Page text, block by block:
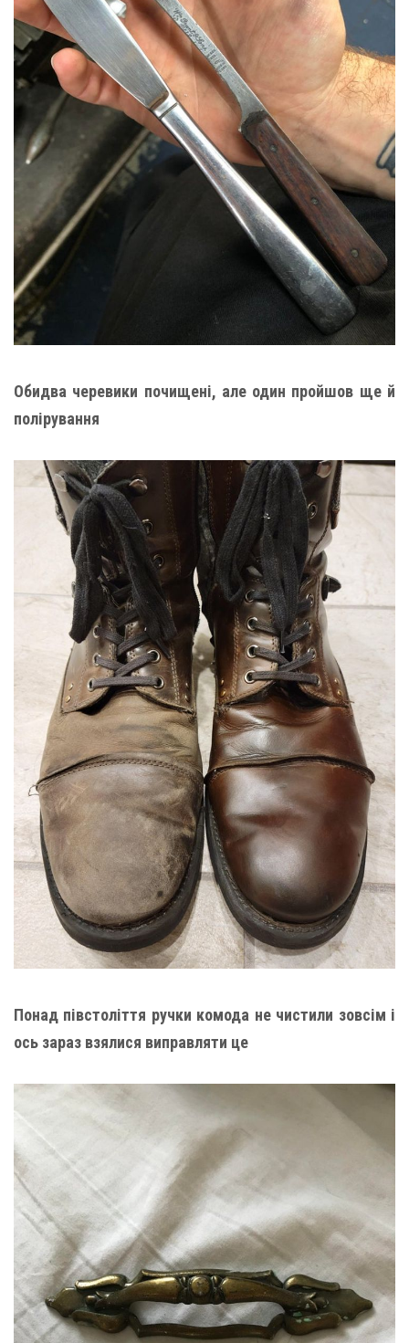
Обидва черевики почищені, але один пройшов ще й
полірування
Понад півстоліття ручки комода не чистили зовсім і
ось зараз взялися виправляти це